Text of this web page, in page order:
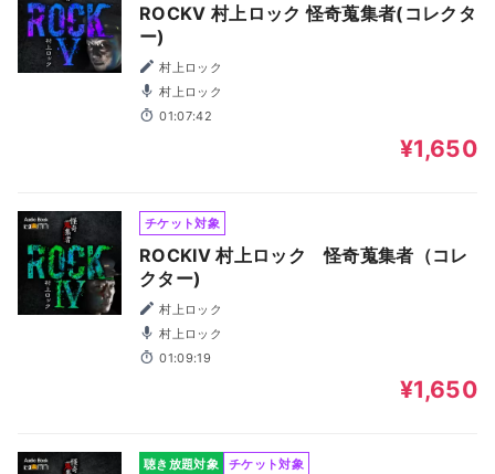
ROCKV 村上ロック 怪奇蒐集者(コレクタ
ー)
村上ロック
村上ロック
01:07:42
¥1,650
チケット対象
ROCKIV 村上ロック 怪奇蒐集者（コレ
クター)
村上ロック
村上ロック
01:09:19
¥1,650
聴き放題対象 チケット対象